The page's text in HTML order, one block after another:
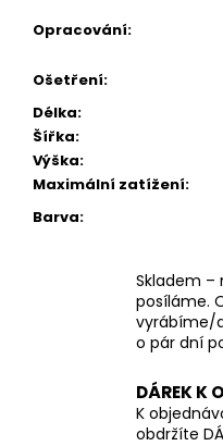
Opracování:
Ošetření:
Délka:
Šířka:
Výška:
Maximální zatížení:
Barva:
Skladem –
posíláme.
vyrábíme/
o pár dní
DÁREK K
K
obdržíte
DŘEVĚNÍ
NA
NOŽIČKÁCH,
DUBU
JAVORU
99